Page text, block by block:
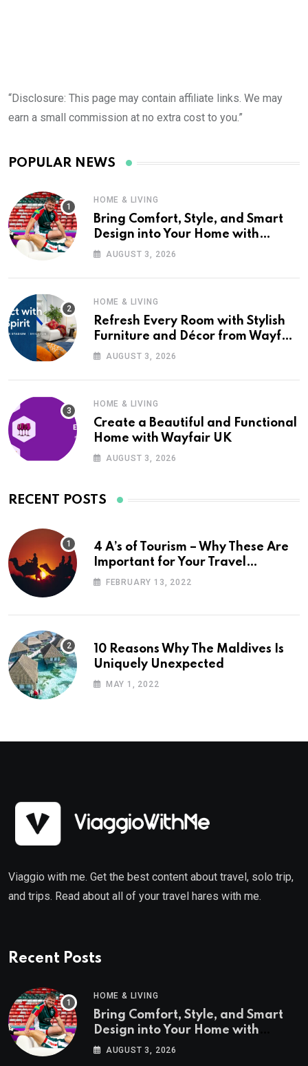
“Disclosure: This page may contain affiliate links. We may
earn a small commission at no extra cost to you.”
POPULAR NEWS
HOME & LIVING
Bring Comfort, Style, and Smart
Design into Your Home with
Wayfair UK
AUGUST 3, 2026
HOME & LIVING
Refresh Every Room with Stylish
Furniture and Décor from Wayfair
UKAUGUST 3, 2026
HOME & LIVING
Create a Beautiful and Functional
Home with Wayfair UK
AUGUST 3, 2026
RECENT POSTS
4 A’s of Tourism – Why These Are
Important for Your Travel
Planning
FEBRUARY 13, 2022
10 Reasons Why The Maldives Is
Uniquely Unexpected
MAY 1, 2022
Viaggio with me. Get the best content about travel, solo trip,
and trips. Read about all of your travel hares with me.
Recent Posts
HOME & LIVING
Bring Comfort, Style, and Smart
Design into Your Home with
Wayfair UK
AUGUST 3, 2026